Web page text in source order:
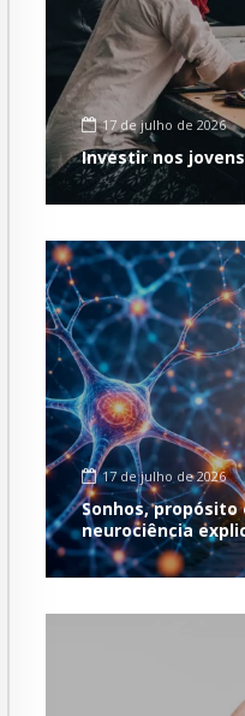
17 de julho de 2026
Investir nos
17 de julho de 2026
Sonhos, propósito
neurociência